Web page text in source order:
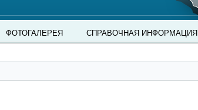
ФОТОГАЛЕРЕЯ СПРАВОЧНАЯ ИНФОРМАЦИЯ